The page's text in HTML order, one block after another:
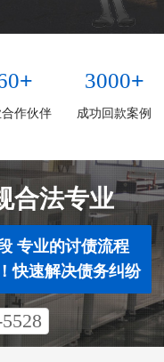
+
作伙伴
3000+
成功回款案例
合法专业
专业的讨债流程
快速解决债务纠纷